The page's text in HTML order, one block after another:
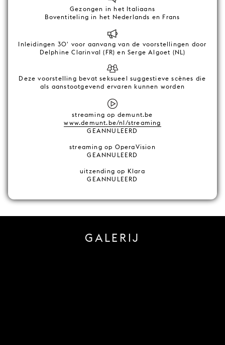
Gezongen in het Italiaans
Boventiteling in het Nederlands en Frans
Inleidingen 30' voor aanvang van de voorstellingen door
Delphine Clarinval (FR) en Serge Algoet (NL)
Deze voorstelling bevat seksueel suggestieve scènes die
als aanstootgevend ervaren kunnen worden
streaming op demunt.be
www.demunt.be/nl/streaming
GEANNULEERD
streaming op OperaVision
GEANNULEERD
uitzending op Klara
GEANNULEERD
GALERIJ